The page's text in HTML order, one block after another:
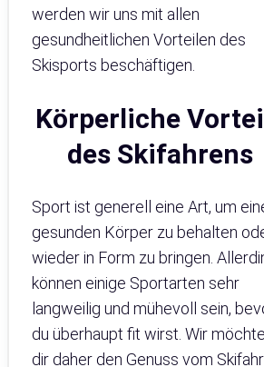
werden wir uns mit allen
gesundheitlichen Vorteilen des
Skisports beschäftigen.
Körperliche
des Skifahrens
Sport ist generell eine Art, um
gesunden Körper zu behalten
wieder in Form zu bringen.
können einige Sportarten sehr
langweilig und mühevoll sein,
du überhaupt fit wirst. Wir
dir daher den Genuss vom